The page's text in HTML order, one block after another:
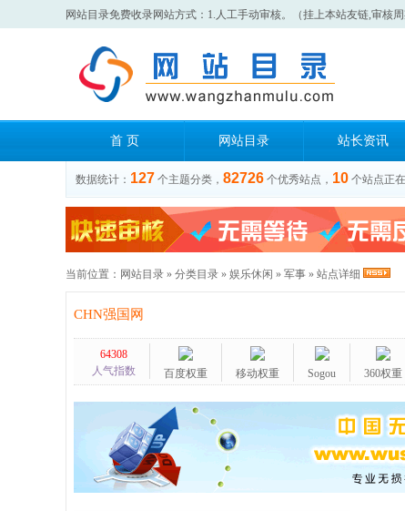
网站目录免费收录网站方式：1.人工手动审核。（挂上本站友链,审核周
首 页 网站目录 站长资讯
数据统计： 127 个主题分类， 82726 个优秀站点， 10 个站点正
当前位置： 网站目录 » 分类目录 » 娱乐休闲 » 军事 » 站点详细
CHN强国网
64308
人气指数
百度权重 移动权重 Sogou 360权重